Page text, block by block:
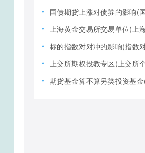
国债期货上涨对债券的影响(国债期货上涨对债
上海黄金交易所交易单位(上海黄金
标的指数对对冲的影响(指数
上交所期权投教专区(上交所
期货基金算不算另类投资基金(期货基金是期